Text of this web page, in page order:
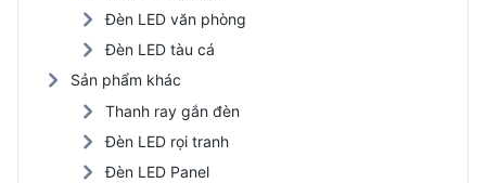
Đèn LED văn phòng
Đèn LED tàu cá
Sản phẩm khác
Thanh ray gắn đèn
Đèn LED rọi tranh
Đèn LED Panel